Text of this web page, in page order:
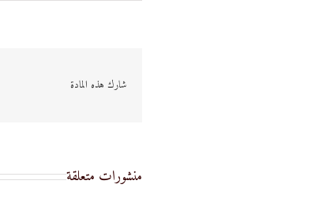
شارك هذه المادة
منشورات متعلقة